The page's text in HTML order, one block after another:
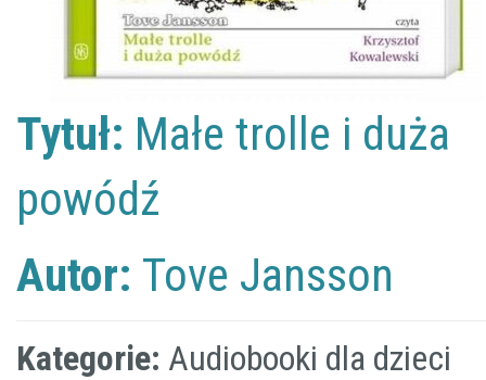
Tytuł: Małe trolle i duża
powódź
Autor: Tove Jansson
Kategorie: Audiobooki dla dzieci